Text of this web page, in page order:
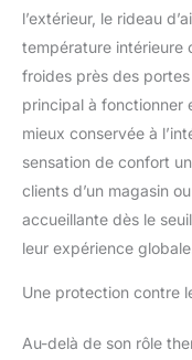
l’extérieur, le rideau
température intérieure
froides près des
principal à fonctionner
mieux conservée à
sensation de confort
clients d’un magasin
accueillante dès le
leur expérience
Une protection contre
Au-delà de son rôle